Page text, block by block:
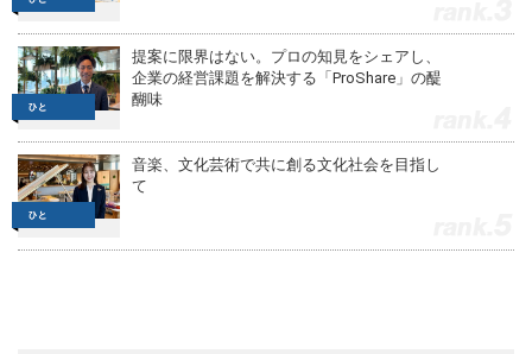
提案に限界はない。プロの知見をシェアし、
企業の経営課題を解決する「ProShare」の醍
醐味
音楽、文化芸術で共に創る文化社会を目指し
て